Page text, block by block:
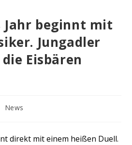
Jahr beginnt mit
Jungadler
Eisbären
News
direkt mit einem heißen Duell.